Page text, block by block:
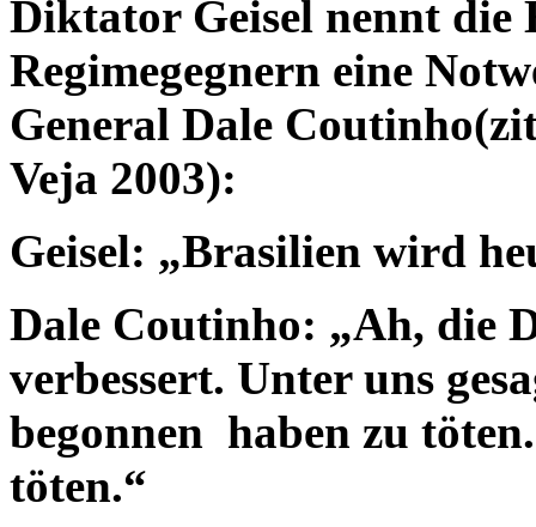
Diktator Geisel nennt die
Regimegegnern eine
General Dale
Veja 2003):
Geisel: „Brasilien wird
Dale Coutinho: „Ah, die
verbessert. Unter uns
begonnen haben zu
töten.“